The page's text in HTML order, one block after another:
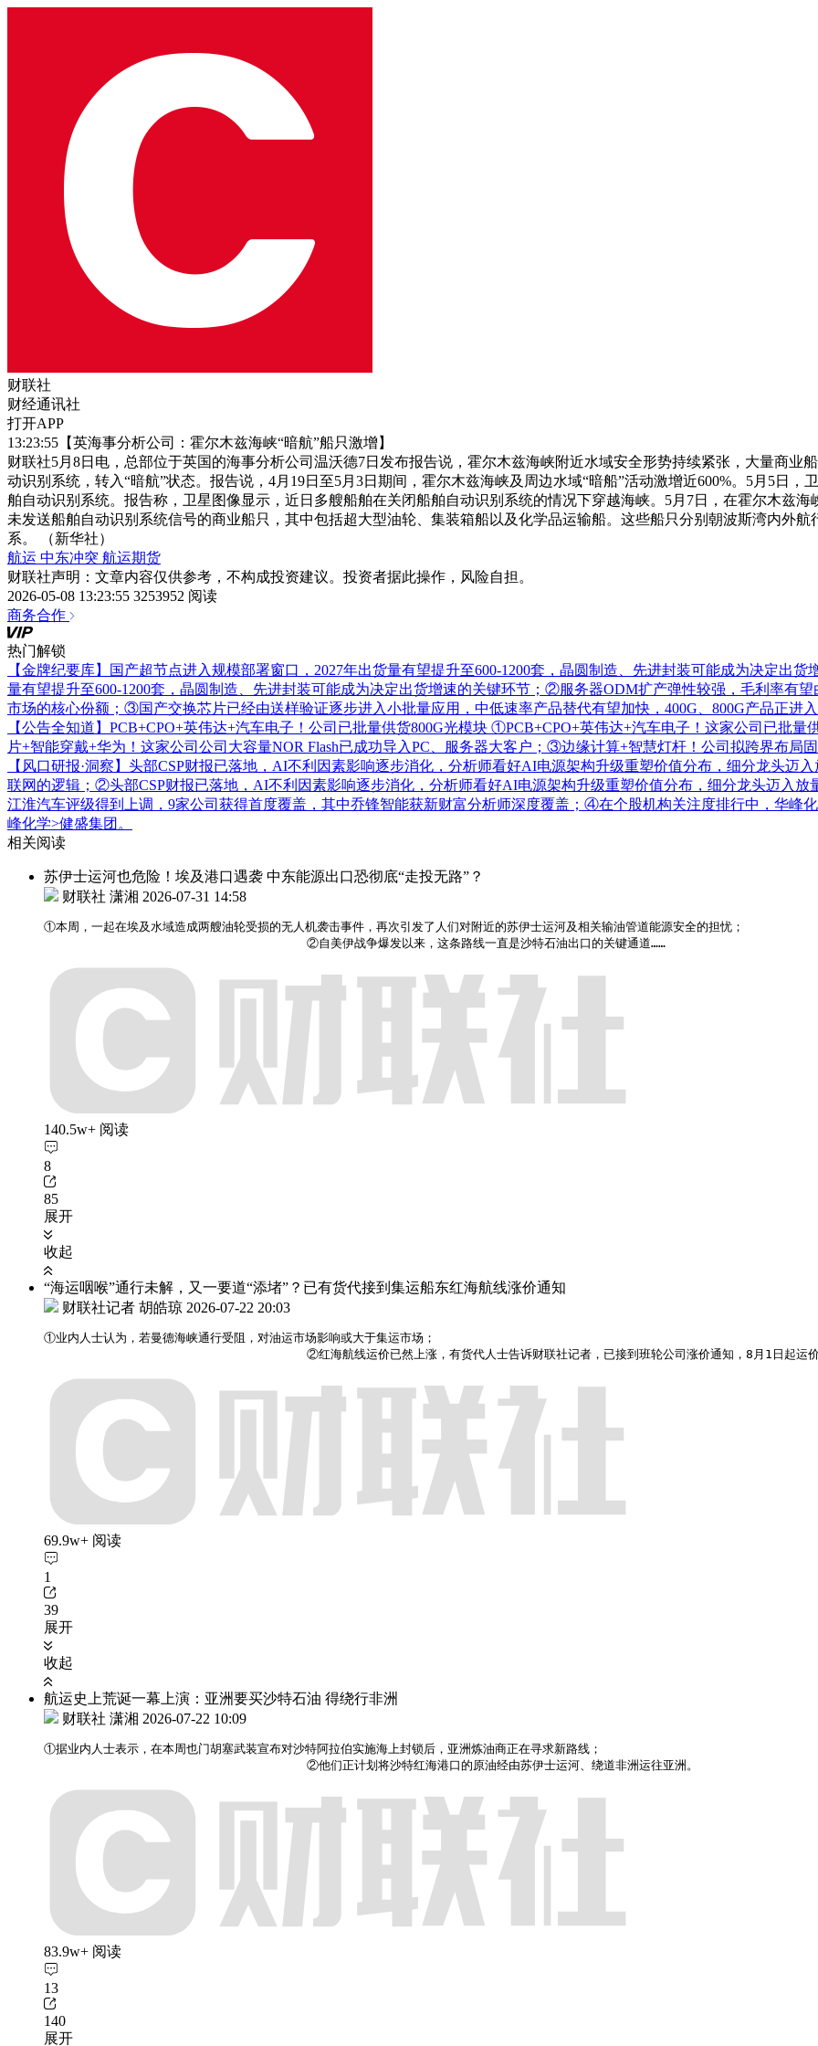
财联社
财经通讯社
打开APP
13:23:55【英海事分析公司：霍尔木兹海峡“暗航”船只激增】
财联社5月8日电，总部位于英国的海事分析公司温沃德7日发布报告说，霍尔木兹海峡附近水域安全形势持续紧张，大量商业
动识别系统，转入“暗航”状态。报告说，4月19日至5月3日期间，霍尔木兹海峡及周边水域“暗船”活动激增近600%。5月5日
舶自动识别系统。报告称，卫星图像显示，近日多艘船舶在关闭船舶自动识别系统的情况下穿越海峡。5月7日，在霍尔木兹海
未发送船舶自动识别系统信号的商业船只，其中包括超大型油轮、集装箱船以及化学品运输船。这些船只分别朝波斯湾内外
系。 （新华社）
航运 中东冲突 航运期货
财联社声明：文章内容仅供参考，不构成投资建议。投资者据此操作，风险自担。
2026-05-08 13:23:55 3253952 阅读
商务合作
热门解锁
【金牌纪要库】国产超节点进入规模部署窗口，2027年出货量有望提升至600-1200套，晶圆制造、先进封装可能成为决定出货
量有望提升至600-1200套，晶圆制造、先进封装可能成为决定出货增速的关键环节；②服务器ODM扩产弹性较强，毛利率有
市场的核心份额；③国产交换芯片已经由送样验证逐步进入小批量应用，中低速率产品替代有望加快，400G、800G产品正进入
【公告全知道】PCB+CPO+英伟达+汽车电子！公司已批量供货800G光模块 ①PCB+CPO+英伟达+汽车电子！这家公司已批量
片+智能穿戴+华为！这家公司公司大容量NOR Flash已成功导入PC、服务器大客户；③边缘计算+智慧灯杆！公司拟跨界布局固
【风口研报·洞察】头部CSP财报已落地，AI不利因素影响逐步消化，分析师看好AI电源架构升级重塑价值分布，细分龙头迈
联网的逻辑；②头部CSP财报已落地，AI不利因素影响逐步消化，分析师看好AI电源架构升级重塑价值分布，细分龙头迈入放
江淮汽车评级得到上调，9家公司获得首度覆盖，其中乔锋智能获新财富分析师深度覆盖；④在个股机构关注度排行中，华峰
峰化学>健盛集团。
相关阅读
苏伊士运河也危险！埃及港口遇袭 中东能源出口恐彻底“走投无路”？
财联社 潇湘 2026-07-31 14:58
①本周，一起在埃及水域造成两艘油轮受损的无人机袭击事件，再次引发了人们对附近的苏伊士运河及相关输油管道能源安全的担忧；
                                    ②自美伊战争爆发以来，这条路线一直是沙特石油出口的关键通道……
140.5w+ 阅读
8
85
展开
收起
“海运咽喉”通行未解，又一要道“添堵”？已有货代接到集运船东红海航线涨价通知
财联社记者 胡皓琼 2026-07-22 20:03
①业内人士认为，若曼德海峡通行受阻，对油运市场影响或大于集运市场；
②红海航线运价已然上涨，有货代人士告诉财联社记者，已接到班轮公司涨价通知，8月1日起运价
69.9w+ 阅读
1
39
展开
收起
航运史上荒诞一幕上演：亚洲要买沙特石油 得绕行非洲
财联社 潇湘 2026-07-22 10:09
①据业内人士表示，在本周也门胡塞武装宣布对沙特阿拉伯实施海上封锁后，亚洲炼油商正在寻求新路线；
                                    ②他们正计划将沙特红海港口的原油经由苏伊士运河、绕道非洲运往亚洲。
83.9w+ 阅读
13
140
展开